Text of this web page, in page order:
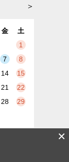
＞
金
土
1
7
8
14
15
21
22
28
29
✕